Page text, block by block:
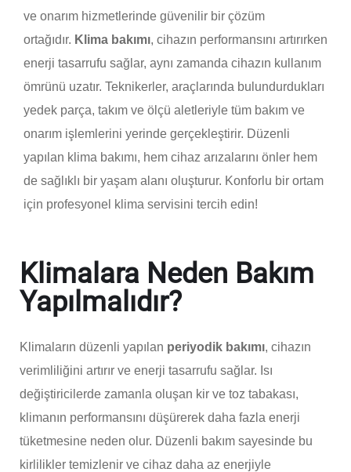
ve onarım hizmetlerinde güvenilir bir çözüm
ortağıdır. Klima bakımı, cihazın performansını artırırken
enerji tasarrufu sağlar, aynı zamanda cihazın kullanım
ömrünü uzatır. Teknikerler, araçlarında bulundurdukları
yedek parça, takım ve ölçü aletleriyle tüm bakım ve
onarım işlemlerini yerinde gerçekleştirir. Düzenli
yapılan klima bakımı, hem cihaz arızalarını önler hem
de sağlıklı bir yaşam alanı oluşturur. Konforlu bir ortam
için profesyonel klima servisini tercih edin!
Klimalara Neden Bakım
Yapılmalıdır?
Klimaların düzenli yapılan periyodik bakımı, cihazın
verimliliğini artırır ve enerji tasarrufu sağlar. Isı
değiştiricilerde zamanla oluşan kir ve toz tabakası,
klimanın performansını düşürerek daha fazla enerji
tüketmesine neden olur. Düzenli bakım sayesinde bu
kirlilikler temizlenir ve cihaz daha az enerjiyle